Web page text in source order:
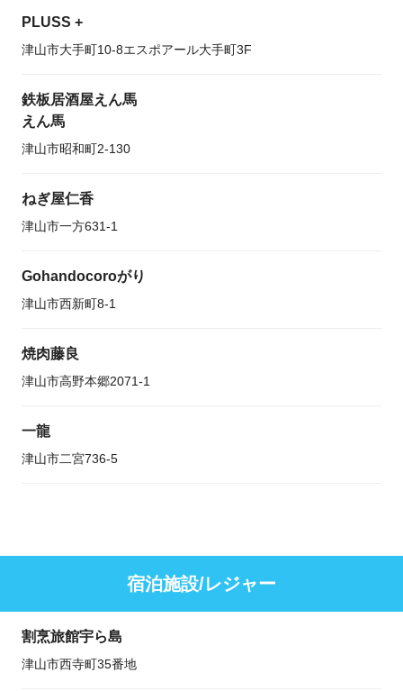
PLUSS +
津山市大手町10-8エスポアール大手町3F
鉄板居酒屋えん馬
えん馬
津山市昭和町2-130
ねぎ屋仁香
津山市一方631-1
Gohandocoroがり
津山市西新町8-1
焼肉藤良
津山市高野本郷2071-1
一龍
津山市二宮736-5
宿泊施設/レジャー
割烹旅館宇ら島
津山市西寺町35番地